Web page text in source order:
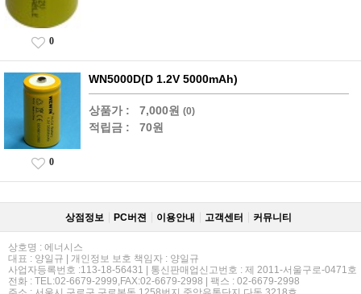
0
WN5000D(D 1.2V 5000mAh)
상품가 : 7,000원 (0)
적립금 : 70원
0
상점정보 PC버젼 이용안내 고객센터 커뮤니티
상호명 : 에너시스
대표 : 양일규 | 개인정보 보호 책임자 : 양일규
사업자등록번호 :113-18-56431 | 통신판매업신고번호 : 제 2011-서울구로-0471호
전화 : TEL:02-6679-2999,FAX:02-6679-2998 | 팩스 : 02-6679-2998